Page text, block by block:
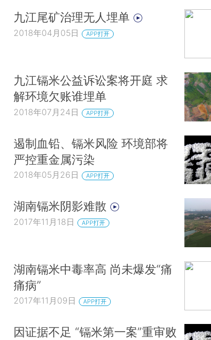
九江尾矿治理无人埋单
2018年04月05日 APP打开
九江镉米公益诉讼案将开庭 求
解环境欠账谁埋单
2018年07月24日 APP打开
遏制血铅、镉米风险 环境部将
严控重金属污染
2018年05月26日 APP打开
湖南镉米阴影难散
2017年11月18日 APP打开
湖南镉米中毒率高 尚未爆发“痛
痛病”
2017年11月09日 APP打开
因证据不足 “镉米第一案”重审败